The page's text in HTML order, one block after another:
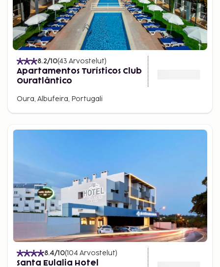
8.2/10(43 Arvostelut)
Apartamentos Turísticos Club
Ouratlântico
Oura, Albufeira, Portugali
8.4/10(104 Arvostelut)
Santa Eulalia Hotel